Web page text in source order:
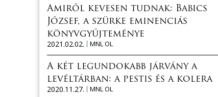
Amiről kevesen tudnak: Babics
József, a szürke eminenciás
könyvgyűjteménye
2021.02.02.
MNL OL
A két legundokabb járvány a
levéltárban: a pestis és a kolera
2020.11.27.
MNL OL